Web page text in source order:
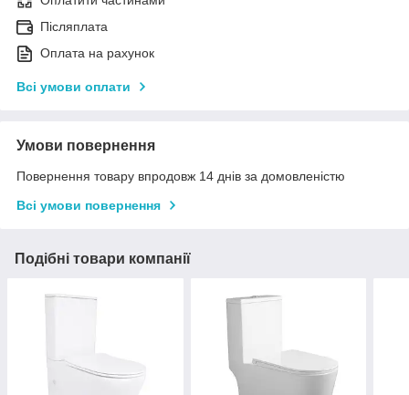
Післяплата
Оплата на рахунок
Всі умови оплати
Умови повернення
Повернення товару впродовж 14 днів за домовленістю
Всі умови повернення
Подібні товари компанії